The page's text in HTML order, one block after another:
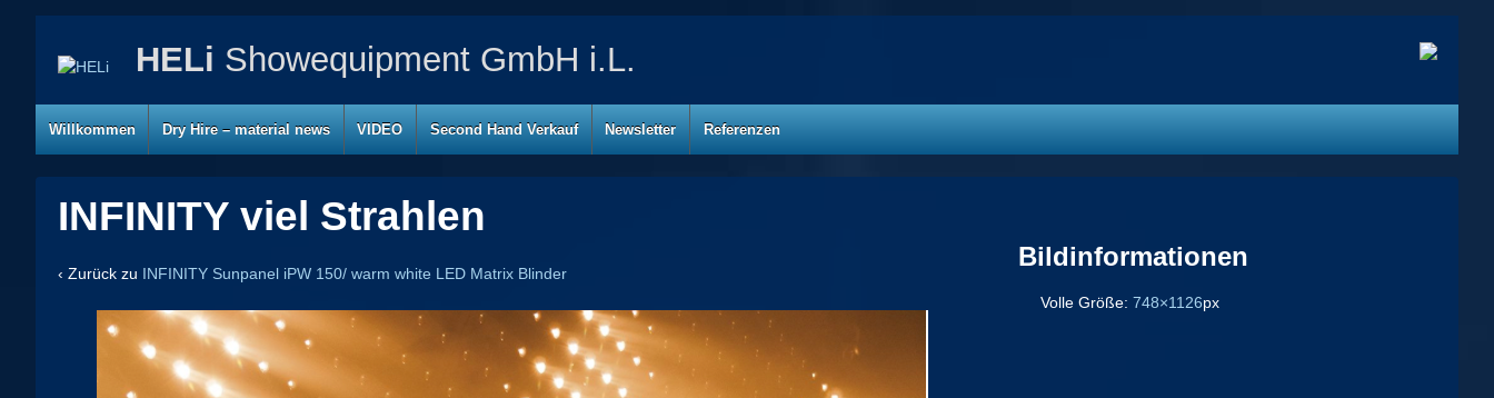
HELi Showequipment GmbH i.L.
Willkommen Dry Hire – material news VIDEO Second Hand Verkauf Newsletter Referenzen
INFINITY viel Strahlen
‹ Zurück zu INFINITY Sunpanel iPW 150/ warm white LED Matrix Blinder
Bildinformationen
Volle Größe:748×1126px